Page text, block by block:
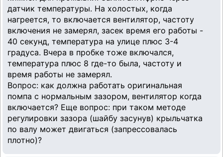
датчик температуры. На холостых, когда
нагреется, то включается вентилятор, частоту
включения не замерял, засек время его работы -
40 секунд, температура на улице плюс 3-4
градуса. Вчера в пробке тоже включался,
температура плюс 8 где-то была, частоту и
время работы не замерял.
Вопрос: как должна работать оригинальная
помпа с нормальным зазором, вентилятор когда
включается? Еще вопрос: при таком методе
регулировки зазора (шайбу засунув) крыльчатка
по валу может двигаться (запрессовалась
плотно)?